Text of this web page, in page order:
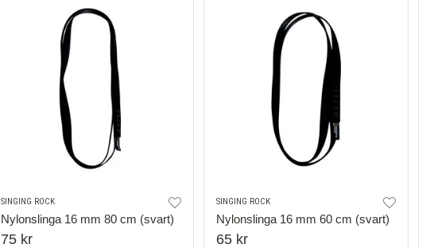
SINGING ROCK
Nylonslinga 16 mm 80 cm (svart)
75 kr
SINGING ROCK
Nylonslinga 16 mm 60 cm (svart)
65 kr